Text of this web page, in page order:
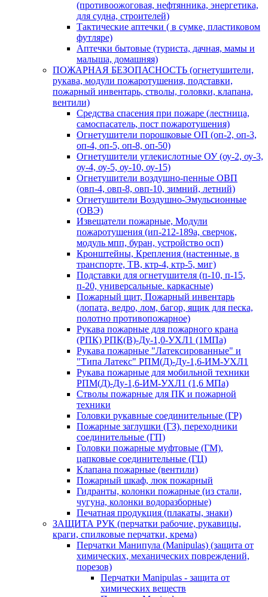
(противоожоговая, нефтянника, энергетика,
для судна, строителей)
Тактические аптечки ( в сумке, пластиковом
футляре)
Аптечки бытовые (туриста, дачная, мамы и
малыша, домашняя)
ПОЖАРНАЯ БЕЗОПАСНОСТЬ (огнетушители,
рукава, модули пожаротушения, подставки,
пожарный инвентарь, стволы, головки, клапана,
вентили)
Средства спасения при пожаре (лестница,
самоспасатель, пост пожаротушения)
Огнетушители порошковые ОП (оп-2, оп-3,
оп-4, оп-5, оп-8, оп-50)
Огнетушители углекислотные ОУ (оу-2, оу-3,
оу-4, оу-5, оу-10, оу-15)
Огнетушители воздушно-пенные ОВП
(овп-4, овп-8, овп-10, зимний, летний)
Огнетушители Воздушно-Эмульсионные
(ОВЭ)
Извещатели пожарные, Модули
пожаротушения (ип-212-189а, сверчок,
модуль мпп, буран, устройство осп)
Кронштейны, Крепления (настенные, в
транспорте, ТВ, ктр-4, ктр-5, миг)
Подставки для огнетушителя (п-10, п-15,
п-20, универсальные. каркасные)
Пожарный щит, Пожарный инвентарь
(лопата, ведро, лом, багор, ящик для песка,
полотно противопожарное)
Рукава пожарные для пожарного крана
(РПК) РПК(В)-Ду-1,0-УХЛ1 (1МПа)
Рукава пожарные "Латексированные" и
"Типа Латекс" РПМ(Д)-Ду-1,6-ИМ-УХЛ1
Рукава пожарные для мобильной техники
РПМ(Д)-Ду-1,6-ИМ-УХЛ1 (1,6 МПа)
Стволы пожарные для ПК и пожарной
техники
Головки рукавные соединительные (ГР)
Пожарные заглушки (ГЗ), переходники
соединительные (ГП)
Головки пожарные муфтовые (ГМ),
цапковые соединительные (ГЦ)
Клапана пожарные (вентили)
Пожарный шкаф, люк пожарный
Гидранты, колонки пожарные (из стали,
чугуна, колонки водоразборные)
Печатная продукция (плакаты, знаки)
ЗАЩИТА РУК (перчатки рабочие, рукавицы,
краги, спилковые перчатки, крема)
Перчатки Манипула (Manipulas) (защита от
химических, механических повреждений,
порезов)
Перчатки Manipulas - защита от
химических веществ